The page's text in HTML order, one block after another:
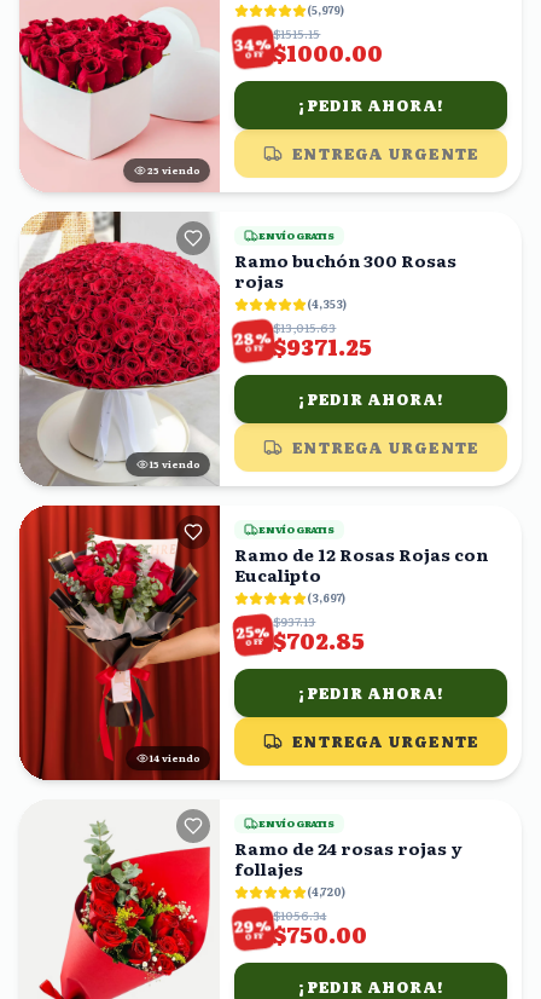
25 viendo
(5,979)
34%
OFF
$1515.15
$1000.00
¡PEDIR AHORA!
ENTREGA URGENTE
15 viendo
ENVÍO GRATIS
Ramo buchón 300 Rosas
rojas
(4,353)
28%
OFF
$13,015.63
$9371.25
¡PEDIR AHORA!
ENTREGA URGENTE
13 viendo
ENVÍO GRATIS
Ramo de 12 Rosas Rojas con
Eucalipto
(3,697)
25%
OFF
$937.13
$702.85
¡PEDIR AHORA!
ENTREGA URGENTE
ENVÍO GRATIS
Ramo de 24 rosas rojas y
follajes
(4,720)
29%
OFF
$1056.34
$750.00
¡PEDIR AHORA!